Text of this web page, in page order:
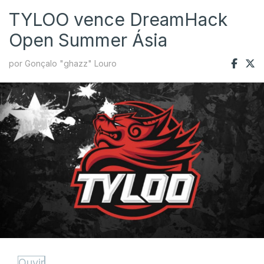
TYLOO vence DreamHack
Open Summer Ásia
por Gonçalo "ghazz" Louro